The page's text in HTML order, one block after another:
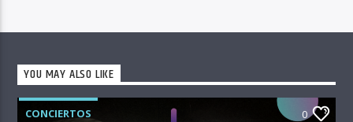
YOU MAY ALSO LIKE
CONCIERTOS 0